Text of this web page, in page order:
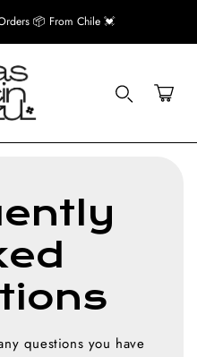
📦 From Chile 💓
Carrito
store...
questions you have